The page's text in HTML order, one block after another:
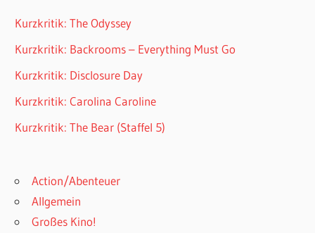
Kurzkritik: The Odyssey
Kurzkritik: Backrooms – Everything Must Go
Kurzkritik: Disclosure Day
Kurzkritik: Carolina Caroline
Kurzkritik: The Bear (Staffel 5)
Action/Abenteuer
Allgemein
Großes Kino!